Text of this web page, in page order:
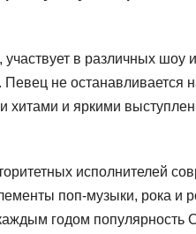
в различных шоу и
Певец не останавливается
хитами и яркими
исполнителей
поп-музыки, рока и
годом популярность